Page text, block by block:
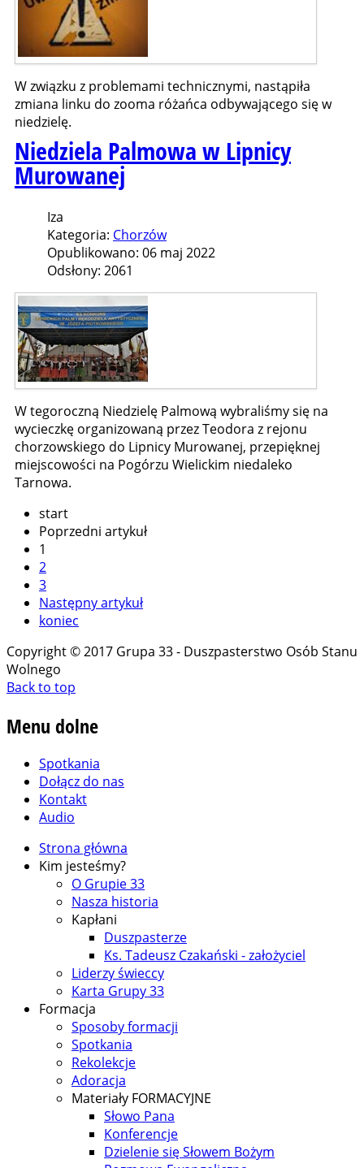
W związku z problemami technicznymi, nastąpiła
zmiana linku do zooma różańca odbywającego się w
niedzielę.
Niedziela Palmowa w Lipnicy
Murowanej
Iza
Kategoria: Chorzów
Opublikowano: 06 maj 2022
Odsłony: 2061
W tegoroczną Niedzielę Palmową wybraliśmy się na
wycieczkę organizowaną przez Teodora z rejonu
chorzowskiego do Lipnicy Murowanej, przepięknej
miejscowości na Pogórzu Wielickim niedaleko
Tarnowa.
start
Poprzedni artykuł
1
2
3
Następny artykuł
koniec
Copyright © 2017 Grupa 33 - Duszpasterstwo Osób Stanu
Wolnego
Back to top
Menu dolne
Spotkania
Dołącz do nas
Kontakt
Audio
Strona główna
Kim jesteśmy?
O Grupie 33
Nasza historia
Kapłani
Duszpasterze
Ks. Tadeusz Czakański - założyciel
Liderzy świeccy
Karta Grupy 33
Formacja
Sposoby formacji
Spotkania
Rekolekcje
Adoracja
Materiały FORMACYJNE
Słowo Pana
Konferencje
Dzielenie się Słowem Bożym